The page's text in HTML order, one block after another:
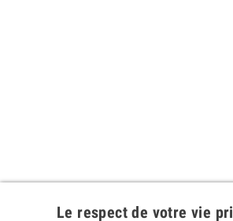
Le respect de votre vie